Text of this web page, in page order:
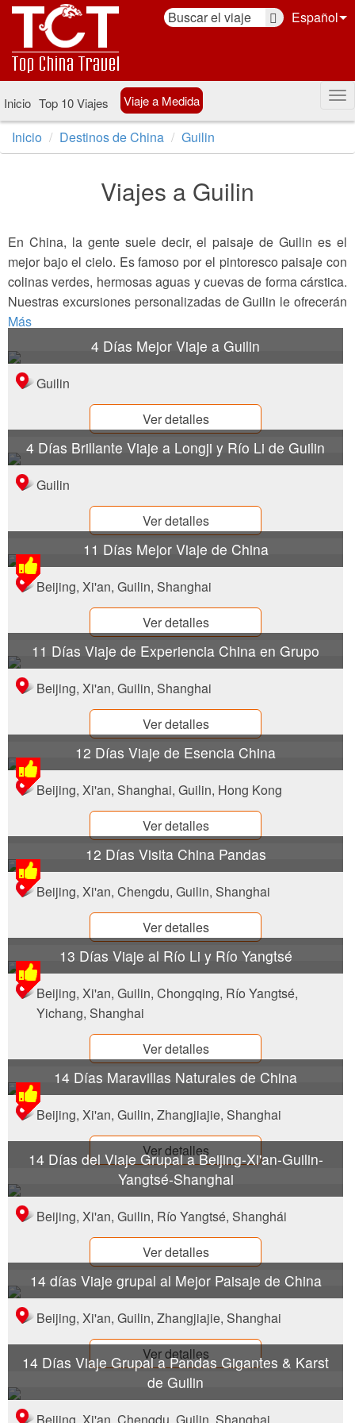
Español
Inicio Top 10 Viajes Viaje a Medida
Inicio Destinos de China Guilin
Viajes a Guilin
En China, la gente suele decir, el paisaje de Guilin es el
mejor bajo el cielo. Es famoso por el pintoresco paisaje con
colinas verdes, hermosas aguas y cuevas de forma cárstica.
Nuestras excursiones personalizadas de Guilin le ofrecerán
un viaje bien diseñado para disfrutar de las maravillas
naturales en la ciudad de Guilin, tales como la Cueva de
Flauta de caña, Colina de la Trompa del Elefante, ect,
navegar en una pintura de paisaje por tomando el crucero
del Río Li. Nuestros viajes Guilin pueden ampliarse a los
condados cercanos, tales como Yangshuo y Longshen,
tomando bambú rafting en el Río Yulong en Yangshuo,
sintiendo la grandiosidad de amplios campos de terraza en
Longji.
Más
4 Días Mejor Viaje a Guilin
Guilin
Ver detalles
4 Días Brillante Viaje a Longji y Río Li de Guilin
Guilin
Ver detalles
11 Días Mejor Viaje de China
Beijing, Xi'an, Guilin, Shanghai
Ver detalles
11 Días Viaje de Experiencia China en Grupo
Beijing, Xi'an, Guilin, Shanghai
Ver detalles
12 Días Viaje de Esencia China
Beijing, Xi'an, Shanghai, Guilin, Hong Kong
Ver detalles
12 Días Visita China Pandas
Beijing, Xi'an, Chengdu, Guilin, Shanghai
Ver detalles
13 Días Viaje al Río Li y Río Yangtsé
Beijing, Xi'an, Guilin, Chongqing, Río Yangtsé,
Yichang, Shanghai
Ver detalles
14 Días Maravillas Naturales de China
Beijing, Xi'an, Guilin, Zhangjiajie, Shanghai
Ver detalles
14 Días del Viaje Grupal a Beijing-Xi'an-Guilin-
Yangtsé-Shanghai
Beijing, Xi'an, Guilin, Río Yangtsé, Shanghái
Ver detalles
14 días Viaje grupal al Mejor Paisaje de China
Beijing, Xi'an, Guilin, Zhangjiajie, Shanghai
Ver detalles
14 Días Viaje Grupal a Pandas Gigantes & Karst
de Guilin